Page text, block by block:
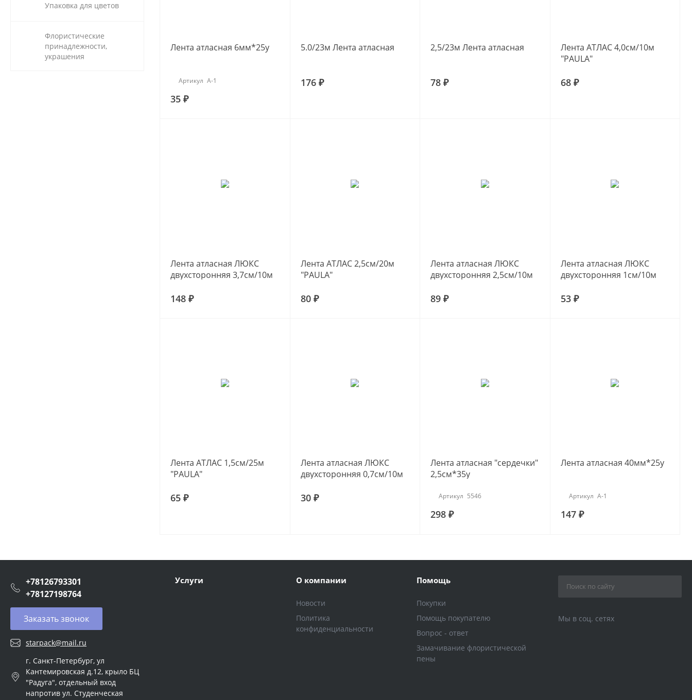
Упаковка для цветов
Флористические
принадлежности,
украшения
Лента атласная 6мм*25y
Артикул А-1
35 ₽
5.0/23м Лента атласная
176 ₽
2,5/23м Лента атласная
78 ₽
Лента АТЛАС 4,0см/10м
"PAULA"
68 ₽
Лента атласная ЛЮКС
двухсторонняя 3,7см/10м
148 ₽
Лента АТЛАС 2,5см/20м
"PAULA"
80 ₽
Лента атласная ЛЮКС
двухсторонняя 2,5см/10м
89 ₽
Лента атласная ЛЮКС
двухсторонняя 1см/10м
53 ₽
Лента АТЛАС 1,5см/25м
"PAULA"
65 ₽
Лента атласная ЛЮКС
двухсторонняя 0,7см/10м
30 ₽
Лента атласная "сердечки"
2,5см*35у
Артикул 5546
298 ₽
Лента атласная 40мм*25y
Артикул А-1
147 ₽
+78126793301
+78127198764
Заказать звонок
starpack@mail.ru
г. Санкт-Петербург, ул
Кантемировская д.12, крыло БЦ
"Радуга", отдельный вход
напротив ул. Студенческая
Услуги О компании
Новости
Политика
конфиденциальности
Помощь
Покупки
Помощь покупателю
Вопрос - ответ
Замачивание флористической
пены
Мы в соц. сетях